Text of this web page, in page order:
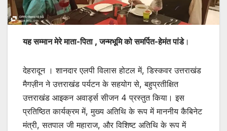
यह सम्मान मेरे माता-पिता , जन्मभूमि को समर्पित-हेमंत पांडे।
देहरादून । शानदार एलपी विलास होटल में, डिस्कवर उत्तराखंड
मैगज़ीन ने उत्तराखंड पर्यटन के सहयोग से, बहुप्रतीक्षित
उत्तराखंड आइकन अवार्ड्स सीजन 4 प्रस्तुत किया। इस
प्रतिष्ठित कार्यक्रम में, मुख्य अतिथि के रूप में माननीय कैबिनेट
मंत्री, सतपाल जी महाराज, और विशिष्ट अतिथि के रूप में